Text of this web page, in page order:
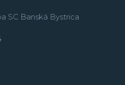
SC Banská Bystrica